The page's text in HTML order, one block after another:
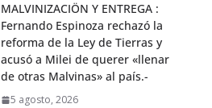
MALVINIZACIÖN Y ENTREGA :
Fernando Espinoza rechazó la
reforma de la Ley de Tierras y
acusó a Milei de querer «llenar
de otras Malvinas» al país.-
5 agosto, 2026